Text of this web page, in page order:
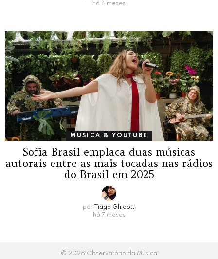
há 4 meses
MUSICA & YOUTUBE
Sofia Brasil emplaca duas músicas
autorais entre as mais tocadas nas rádios
do Brasil em 2025
por
Tiago Ghidotti
há 7 meses
© 2026 Observatório da Música